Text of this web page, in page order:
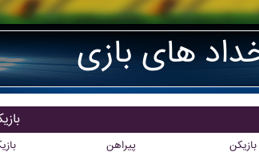
های بازی
پیراهن بازیکن